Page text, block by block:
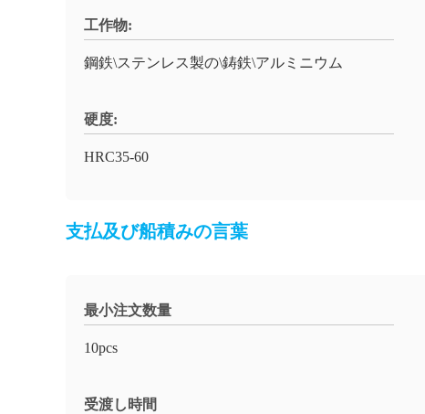
工作物:
鋼鉄\ステンレス製の\鋳鉄\アルミニウム
硬度:
HRC35-60
支払及び船積みの言葉
最小注文数量
10pcs
受渡し時間